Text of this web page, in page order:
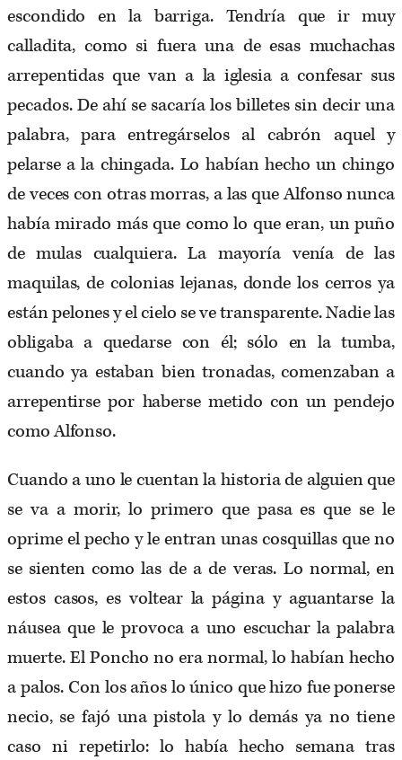
escondido en la barriga. Tendría que ir muy
calladita, como si fuera una de esas muchachas
arrepentidas que van a la iglesia a confesar sus
pecados. De ahí se sacaría los billetes sin decir una
palabra, para entregárselos al cabrón aquel y
pelarse a la chingada. Lo habían hecho un chingo
de veces con otras morras, a las que Alfonso nunca
había mirado más que como lo que eran, un puño
de mulas cualquiera. La mayoría venía de las
maquilas, de colonias lejanas, donde los cerros ya
están pelones y el cielo se ve transparente. Nadie las
obligaba a quedarse con él; sólo en la tumba,
cuando ya estaban bien tronadas, comenzaban a
arrepentirse por haberse metido con un pendejo
como Alfonso.
Cuando a uno le cuentan la historia de alguien que
se va a morir, lo primero que pasa es que se le
oprime el pecho y le entran unas cosquillas que no
se sienten como las de a de veras. Lo normal, en
estos casos, es voltear la página y aguantarse la
náusea que le provoca a uno escuchar la palabra
muerte. El Poncho no era normal, lo habían hecho
a palos. Con los años lo único que hizo fue ponerse
necio, se fajó una pistola y lo demás ya no tiene
caso ni repetirlo: lo había hecho semana tras